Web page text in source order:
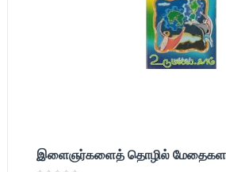
இளைஞர்களைத் தொழில்